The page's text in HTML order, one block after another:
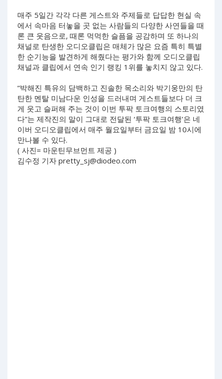
매주 5일간 각각 다른 게스트와 주제들로 답답한 현실 속
에서 속마음 터놓을 곳 없는 사람들의 다양한 사연들을 때
론 큰 웃음으로, 때론 먹먹한 슬픔을 공감하며 또 하나의
채널로 탄생한 오디오클립은 매체가 많은 요즘 특히 특별
한 순기능을 발견하게 해줬다는 평가와 함께 오디오클립
채널과 클립에서 연속 인기 랭킹 1위를 놓치지 않고 있다.
“박해진 특유의 담백하고 진솔한 목소리와 박기웅만의 탄
탄한 멘탈 미남다운 인성을 드러내며 게스트들보다 더 크
게 웃고 슬퍼해 주는 것이 이번 투팍 토크여행의 스토리였
다”는 제작진의 말이 그대로 전달된 ‘투팍 토크여행’은 네
이버 오디오클립에서 매주 월요일부터 금요일 밤 10시에
만나볼 수 있다.
( 사진= 마운틴무브먼트 제공 )
김수정 기자 pretty_sj@diodeo.com